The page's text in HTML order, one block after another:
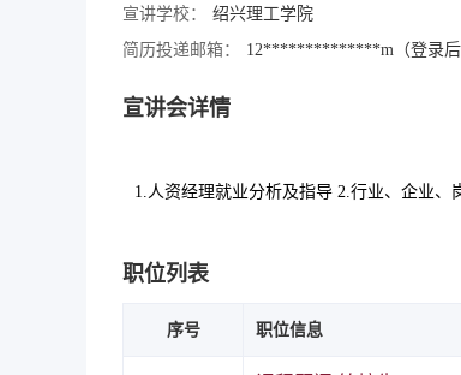
宣讲学校：
绍兴理工学院
简历投递邮箱：
12**************m（登录后
宣讲会详情
1.人资经理就业分析及指导 2.行业、企业、
职位列表
序号 职位信息